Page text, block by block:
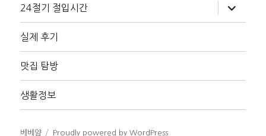
확
장
24절기 절입시간
위
메
장
실제 후기
맛집 탐방
생활정보
베베얌 Proudly powered by WordPress